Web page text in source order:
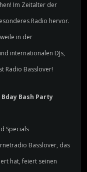
Im Zeitalter der
Radio hervor.
in der
internationalen DJs,
Radio Basslover!
Bash Party
Specials
Basslover, das
hat, feiert seinen